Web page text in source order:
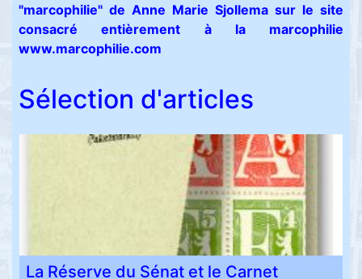
"marcophilie" de Anne Marie Sjollema sur le site
consacré entièrement à la marcophilie
www.marcophilie.com
Sélection d'articles
La Réserve du Sénat et le Carnet